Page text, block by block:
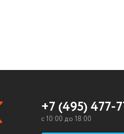
+7 (495) 477-
c 10:00 до 18:00